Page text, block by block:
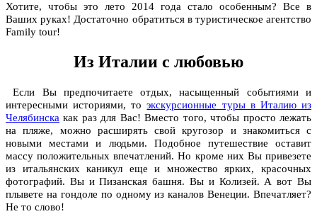
Хотите, чтобы это лето 2014 года стало особенным? Все в
Ваших руках! Достаточно обратиться в туристическое агентство
Family tour!
Из Италии с любовью
Если Вы предпочитаете отдых, насыщенный событиями и
интересными историями, тоэкскурсионные туры в Италию из
Челябинска как раз для Вас! Вместо того, чтобы просто лежать
на пляже, можно расширять свой кругозор и знакомиться с
новыми местами и людьми. Подобное путешествие оставит
массу положительных впечатлений. Но кроме них Вы привезете
из итальянских каникул еще и множество ярких, красочных
фотографий. Вы и Пизанская башня. Вы и Колизей. А вот Вы
плывете на гондоле по одному из каналов Венеции. Впечатляет?
Не то слово!